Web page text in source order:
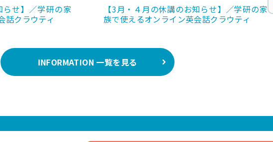
らせ】／学研の家
話クラウティ
【3月・４月の休講のお知らせ】／学研の家
族で使えるオンライン英会話クラウティ
INFORMATION 一覧を見る